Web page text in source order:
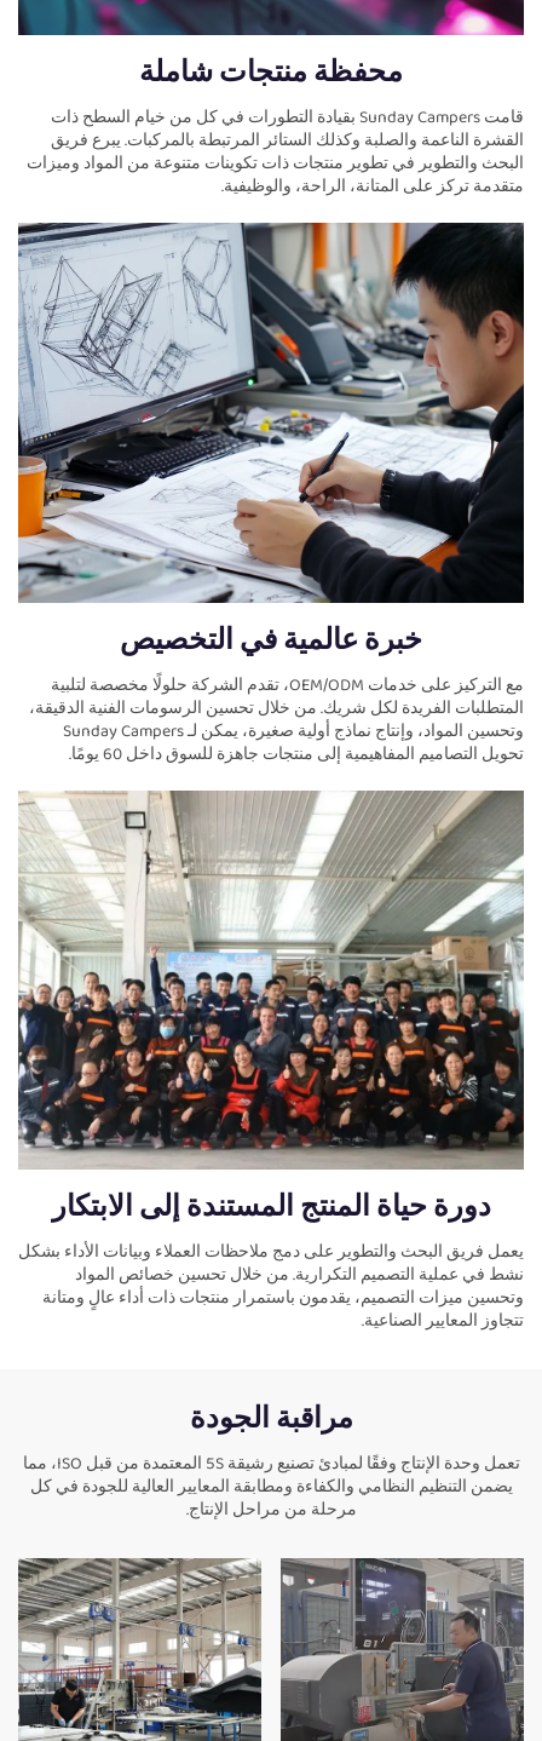
محفظة منتجات شاملة
قامت Sunday Campers بقيادة التطورات في كل من خيام السطح ذات
القشرة الناعمة والصلبة وكذلك الستائر المرتبطة بالمركبات. يبرع فريق
البحث والتطوير في تطوير منتجات ذات تكوينات متنوعة من المواد وميزات
متقدمة تركز على المتانة، الراحة، والوظيفية.
خبرة عالمية في التخصيص
مع التركيز على خدمات OEM/ODM، تقدم الشركة حلولًا مخصصة لتلبية
المتطلبات الفريدة لكل شريك. من خلال تحسين الرسومات الفنية الدقيقة،
وتحسين المواد، وإنتاج نماذج أولية صغيرة، يمكن لـ Sunday Campers
تحويل التصاميم المفاهيمية إلى منتجات جاهزة للسوق داخل 60 يومًا.
دورة حياة المنتج المستندة إلى الابتكار
يعمل فريق البحث والتطوير على دمج ملاحظات العملاء وبيانات الأداء بشكل
نشط في عملية التصميم التكرارية. من خلال تحسين خصائص المواد
وتحسين ميزات التصميم، يقدمون باستمرار منتجات ذات أداء عالٍ ومتانة
تتجاوز المعايير الصناعية.
مراقبة الجودة
تعمل وحدة الإنتاج وفقًا لمبادئ تصنيع رشيقة 5S المعتمدة من قبل ISO، مما
يضمن التنظيم النظامي والكفاءة ومطابقة المعايير العالية للجودة في كل
مرحلة من مراحل الإنتاج.